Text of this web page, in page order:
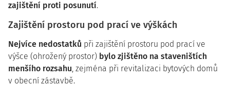
zajištění proti posunutí.
Zajištění prostoru pod prací ve výškách
Nejvíce nedostatků při zajištění prostoru pod prací ve
výšce (ohrožený prostor) bylo zjištěno na staveništích
menšího rozsahu, zejména při revitalizaci bytových domů
v obecní zástavbě.